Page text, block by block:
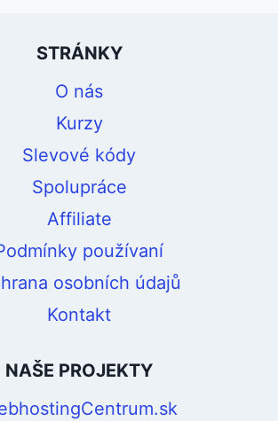
STRÁNKY
O nás
Kurzy
Slevové kódy
Spolupráce
Affiliate
používaní
osobních údajů
Kontakt
NAŠE PROJEKTY